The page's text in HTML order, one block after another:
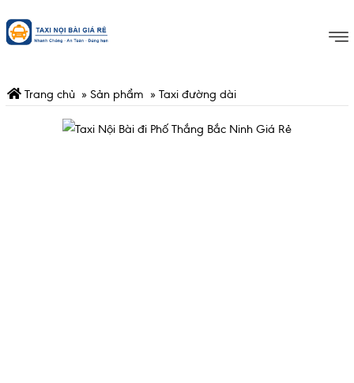
Trang chủ » Sản phẩm » Taxi đường dài